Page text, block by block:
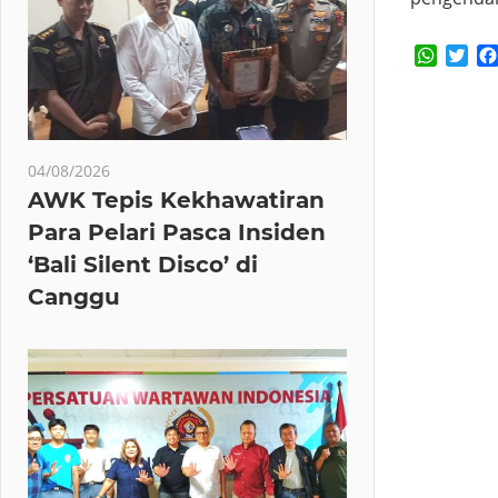
04/08/2026
AWK Tepis Kekhawatiran
Para Pelari Pasca Insiden
‘Bali Silent Disco’ di
Canggu